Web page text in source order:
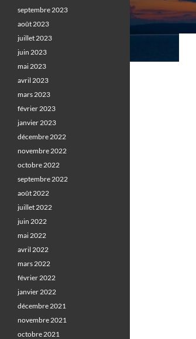
septembre 2023
août 2023
juillet 2023
juin 2023
mai 2023
avril 2023
mars 2023
février 2023
janvier 2023
décembre 2022
novembre 2022
octobre 2022
septembre 2022
août 2022
juillet 2022
juin 2022
mai 2022
avril 2022
mars 2022
février 2022
janvier 2022
décembre 2021
novembre 2021
octobre 2021